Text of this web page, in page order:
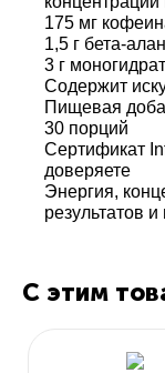
175 мг
1,5 г бета-
3 г
Содержит
Пищевая
30 порций
Сертификат
доверяете
Энергия,
результатов
С этим